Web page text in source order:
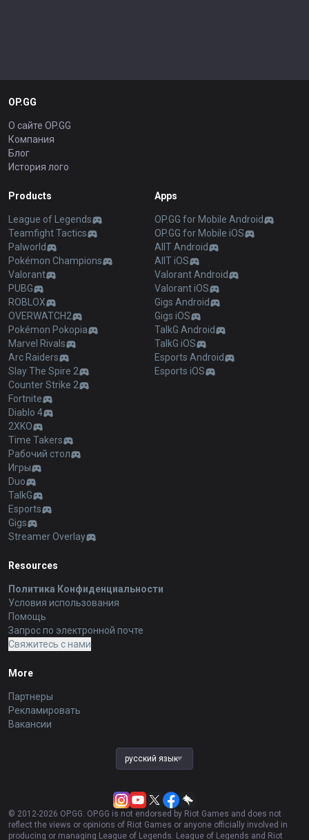
OP.GG
О сайте OP.GG
Компания
Блог
История лого
Products
League of Legends
Teamfight Tactics
Palworld
Pokémon Champions
Valorant
PUBG
ROBLOX
OVERWATCH2
Pokémon Pokopia
Marvel Rivals
Arc Raiders
Slay The Spire 2
Counter Strike 2
Fortnite
Diablo 4
2XKO
Time Takers
Рабочий стол
Игры
Duo
TalkG
Esports
Gigs
Streamer Overlay
Apps
OP.GG for Mobile Android
OP.GG for Mobile iOS
AllT Android
AllT iOS
Valorant Android
Valorant iOS
Gigs Android
Gigs iOS
TalkG Android
TalkG iOS
Esports Android
Esports iOS
Resources
Политика Конфиденциальности
Условия использования
Помощь
Запрос по электронной почте
Свяжитесь с нами
More
Партнеры
Рекламировать
Вакансии
русский язык
© 2012-2026 OP.GG. OP.GG is not endorsed by Riot Games and does not
reflect the views or opinions of Riot Games or anyone officially involved in
producing or managing League of Legends. League of Legends and Riot